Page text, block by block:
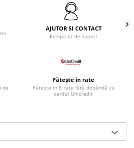
AJUTOR SI CONTACT
Echipa ta de suport
de
Pătește in rate
Pătește in 8 rate fără dobândă cu
cardul Unicredit